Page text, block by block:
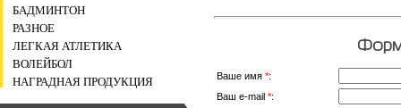
БАДМИНТОН
РАЗНОЕ
ЛЕГКАЯ АТЛЕТИКА
ВОЛЕЙБОЛ
НАГРАДНАЯ ПРОДУКЦИЯ
Ваше имя *:
Ваш e-mail *: